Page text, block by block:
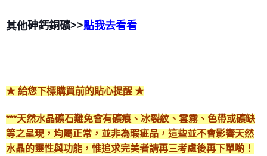
其他砷鈣銅礦>>點我去看看
★ 給您下標購買前的貼心提醒 ★
***天然水晶礦石難免會有礦痕、冰裂紋、雲霧、色帶或礦缺
等之呈現，均屬正常，並非為瑕疵品，這些並不會影響天然
水晶的靈性與功能，惟追求完美者請再三考慮後再下單喲！